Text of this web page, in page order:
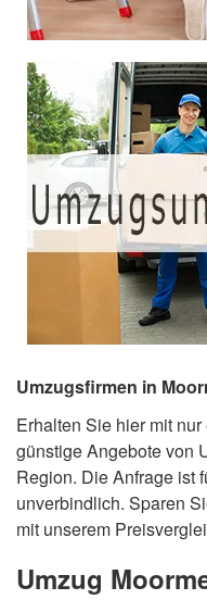
Umzugsfirmen in
Erhalten Sie hier mit
günstige Angebote von
Region. Die Anfrage ist
unverbindlich. Sparen
mit unserem
Umzug